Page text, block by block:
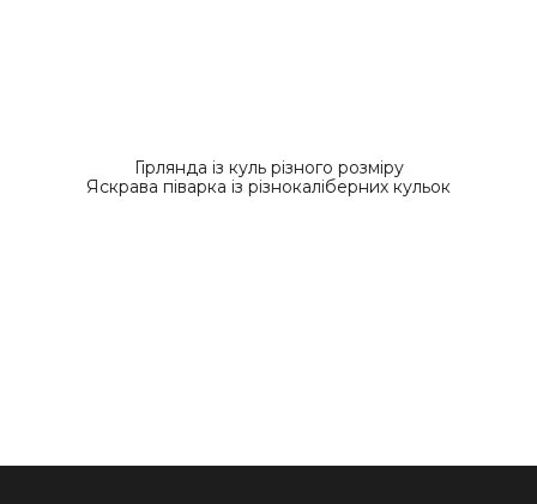
Гірлянда із куль різного розміру
Яскрава піварка із різнокаліберних кульок